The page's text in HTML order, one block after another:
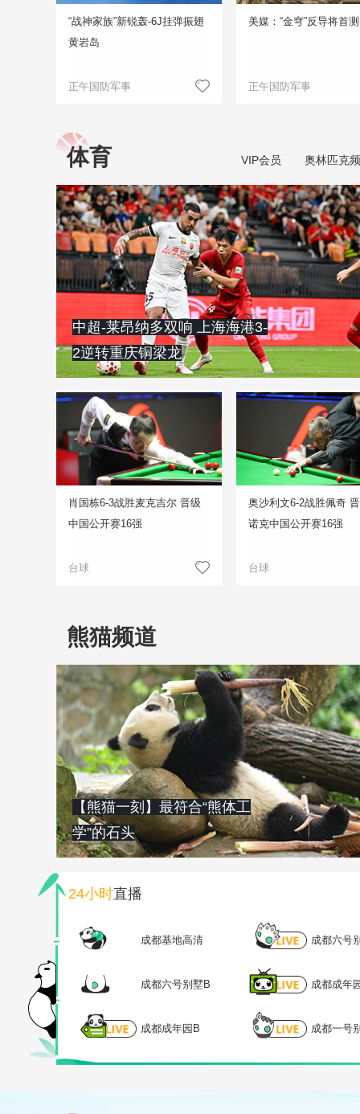
“战神家族”新锐轰-6J挂弹振翅
黄岩岛
正午国防军事
美媒：“金穹”反导将首测
正午国防军事
体育 VIP会员 奥林匹克
中超-莱昂纳多双响 上海海港3-
2逆转重庆铜梁龙
肖国栋6-3战胜麦克吉尔 晋级
中国公开赛16强
台球
奥沙利文6-2战胜佩奇
诺克中国公开赛16强
台球
熊猫频道
【熊猫一刻】最符合“熊体工
学”的石头
24小时直播
成都基地高清 成都六号
成都六号别墅B 成都成年
成都成年园B 成都一号